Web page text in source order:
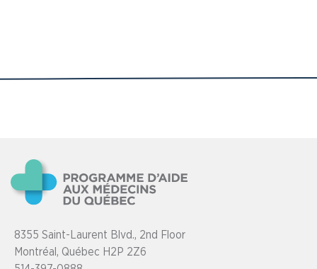
8355 Saint-Laurent Blvd., 2nd Floor
Montréal, Québec H2P 2Z6